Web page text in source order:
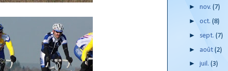
►nov.(7)
►oct.(8)
► sept.(7)
► août(2)
►juil.(3)